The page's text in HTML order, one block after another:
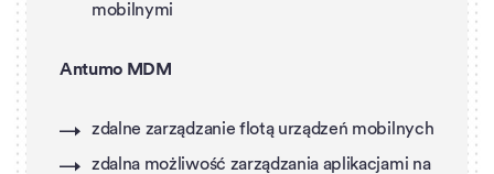
mobilnymi
Antumo MDM
zdalne zarządzanie flotą urządzeń mobilnych
zdalna możliwość zarządzania aplikacjami na